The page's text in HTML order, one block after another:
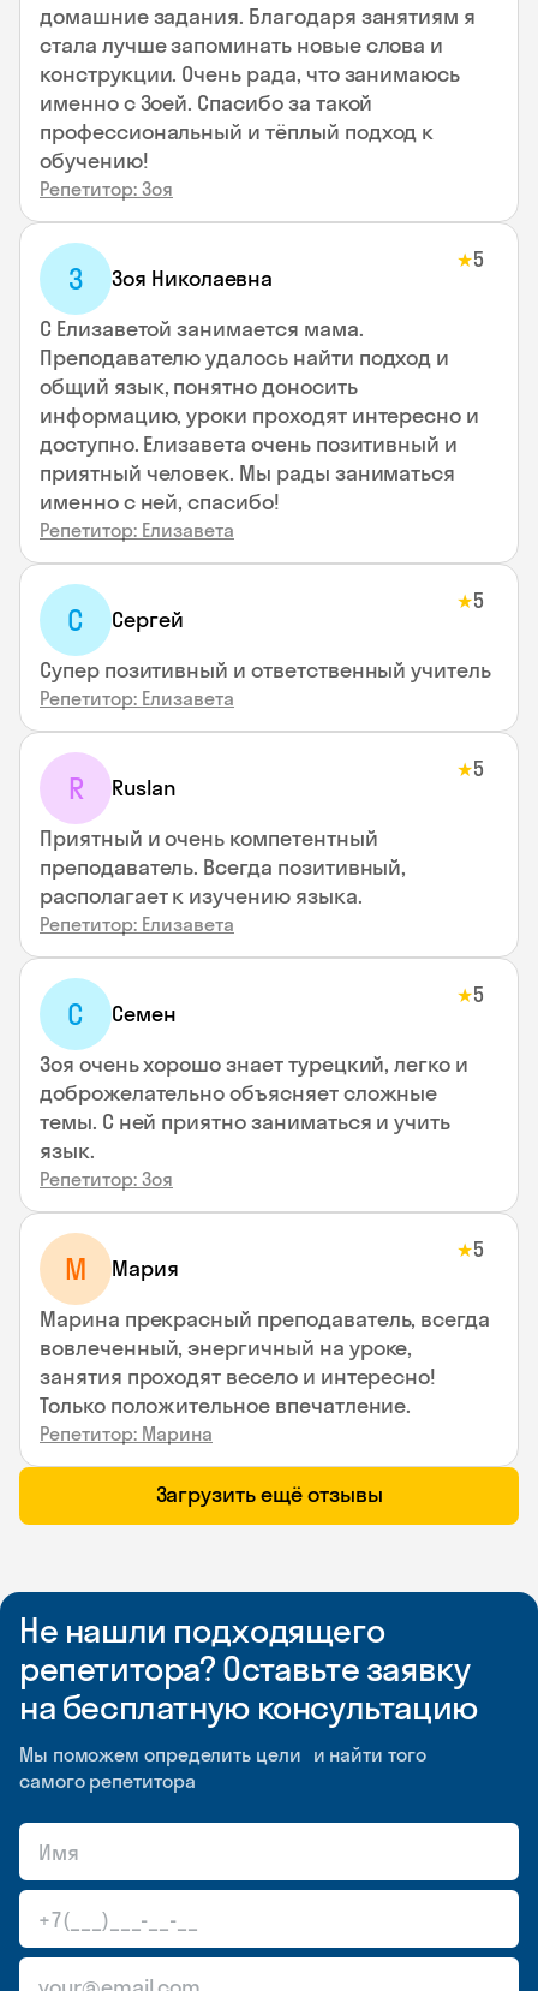
домашние задания. Благодаря занятиям я
стала лучше запоминать новые слова и
конструкции. Очень рада, что занимаюсь
именно с Зоей. Спасибо за такой
профессиональный и тёплый подход к
обучению!
Репетитор: Зоя
З Зоя Николаевна
★5
С Елизаветой занимается мама.
Преподавателю удалось найти подход и
общий язык, понятно доносить
информацию, уроки проходят интересно и
доступно. Елизавета очень позитивный и
приятный человек. Мы рады заниматься
именно с ней, спасибо!
Репетитор: Елизавета
С Сергей
★5
Супер позитивный и ответственный учитель
Репетитор: Елизавета
R Ruslan
★5
Приятный и очень компетентный
преподаватель. Всегда позитивный,
располагает к изучению языка.
Репетитор: Елизавета
С Семен
★5
Зоя очень хорошо знает турецкий, легко и
доброжелательно объясняет сложные
темы. С ней приятно заниматься и учить
язык.
Репетитор: Зоя
М Мария
★5
Марина прекрасный преподаватель, всегда
вовлеченный, энергичный на уроке,
занятия проходят весело и интересно!
Только положительное впечатление.
Репетитор: Марина
Загрузить ещё отзывы
Не нашли подходящего
репетитора? Оставьте заявку
на бесплатную консультацию
Мы поможем определить цели и найти того
самого репетитора